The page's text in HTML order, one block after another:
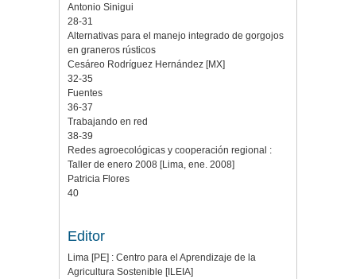
Antonio Sinigui
28-31
Alternativas para el manejo integrado de gorgojos
en graneros rústicos
Cesáreo Rodríguez Hernández [MX]
32-35
Fuentes
36-37
Trabajando en red
38-39
Redes agroecológicas y cooperación regional :
Taller de enero 2008 [Lima, ene. 2008]
Patricia Flores
40
Editor
Lima [PE] : Centro para el Aprendizaje de la
Agricultura Sostenible [ILEIA]